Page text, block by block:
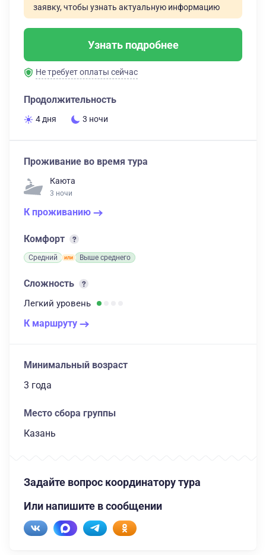
заявку, чтобы узнать актуальную информацию
Узнать подробнее
Не требует оплаты сейчас
Продолжительность
4 дня 3 ночи
Проживание во время тура
Каюта
3 ночи
К проживанию
Комфорт
Средний Выше среднего
Сложность
Легкий уровень
К маршруту
Минимальный возраст
3 года
Место сбора группы
Казань
Задайте вопрос координатору тура
Или напишите в сообщении